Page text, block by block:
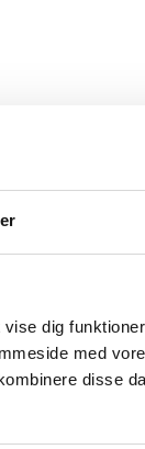
dig
med
disse